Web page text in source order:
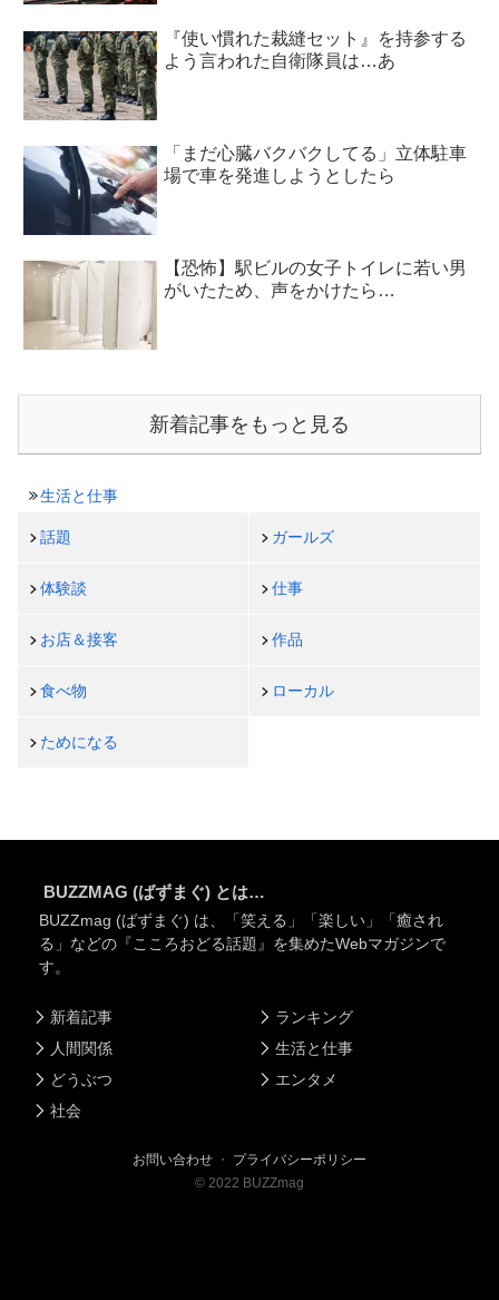
『使い慣れた裁縫セット』を持参する
よう言われた自衛隊員は…あ
「まだ心臓バクバクしてる」立体駐車
場で車を発進しようとしたら
【恐怖】駅ビルの女子トイレに若い男
がいたため、声をかけたら…
新着記事をもっと見る
生活と仕事
話題 ガールズ
体験談 仕事
お店＆接客 作品
食べ物 ローカル
ためになる
BUZZMAG (ばずまぐ) とは…
BUZZmag (ばずまぐ) は、「笑える」「楽しい」「癒され
る」などの『こころおどる話題』を集めたWebマガジンで
す。
新着記事
人間関係
どうぶつ
社会
ランキング
生活と仕事
エンタメ
お問い合わせ ・ プライバシーポリシー
© 2022 BUZZmag